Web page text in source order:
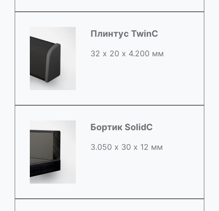
Плинтус TwinC
32 х 20 х 4.200 мм
Бортик SolidC
3.050 х 30 х 12 мм